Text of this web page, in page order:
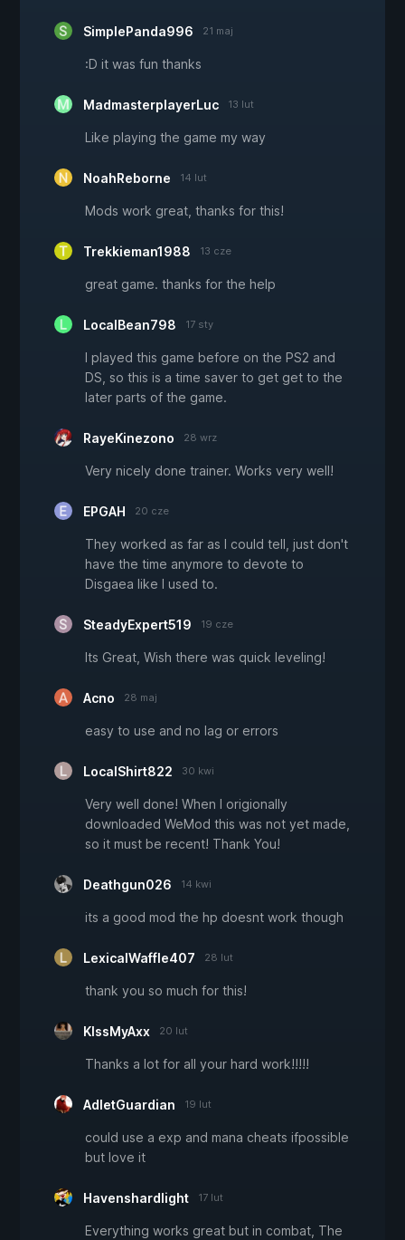
SimplePanda996 21 maj
:D it was fun thanks
MadmasterplayerLuc 13 lut
Like playing the game my way
NoahReborne 14 lut
Mods work great, thanks for this!
Trekkieman1988 13 cze
great game. thanks for the help
LocalBean798 17 sty
I played this game before on the PS2 and
DS, so this is a time saver to get get to the
later parts of the game.
RayeKinezono 28 wrz
Very nicely done trainer. Works very well!
EPGAH 20 cze
They worked as far as I could tell, just don't
have the time anymore to devote to
Disgaea like I used to.
SteadyExpert519 19 cze
Its Great, Wish there was quick leveling!
Acno 28 maj
easy to use and no lag or errors
LocalShirt822 30 kwi
Very well done! When I origionally
downloaded WeMod this was not yet made,
so it must be recent! Thank You!
Deathgun026 14 kwi
its a good mod the hp doesnt work though
LexicalWaffle407 28 lut
thank you so much for this!
KIssMyAxx 20 lut
Thanks a lot for all your hard work!!!!!
AdletGuardian 19 lut
could use a exp and mana cheats ifpossible
but love it
Havenshardlight 17 lut
Everything works great but in combat, The